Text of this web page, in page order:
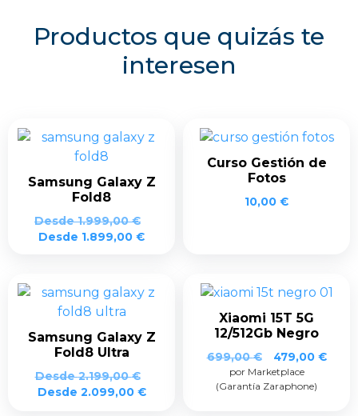
Productos que quizás te
interesen
Samsung Galaxy Z
Fold8
Desde1.999,00€
Desde 1.899,00 €
Curso Gestión de
Fotos
10,00 €
Samsung Galaxy Z
Fold8 Ultra
Desde2.199,00€
Desde 2.099,00 €
Xiaomi 15T 5G
12/512Gb Negro
699,00€
El
precio
original
479,00 €El
por Marketplace
(Garantía Zaraphone)